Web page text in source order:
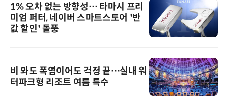
1% 오차 없는 방향성… 타마시 프리
미엄 퍼터, 네이버 스마트스토어 '반
값 할인' 돌풍
비 와도 폭염이어도 걱정 끝…실내 워
터파크형 리조트 여름 특수